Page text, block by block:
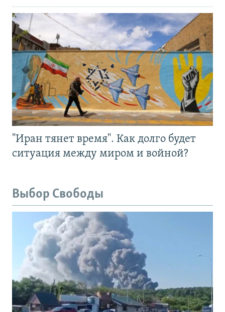
"Иран тянет время". Как долго будет
ситуация между миром и войной?
Выбор Свободы